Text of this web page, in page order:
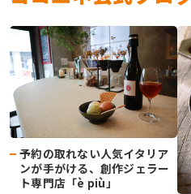
予約の取れない人気イタリア
ンが手がける、創作ジェラー
ト専門店「è più」